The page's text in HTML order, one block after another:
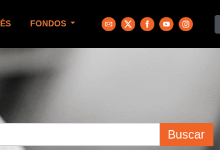
FONDOS
Buscar